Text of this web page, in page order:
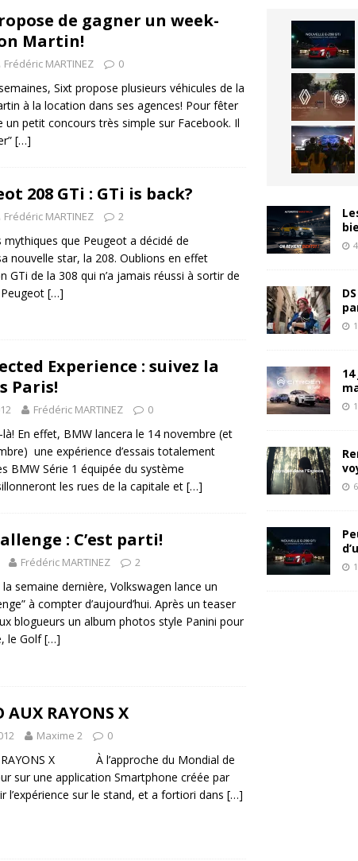
de gagner un week-
Martin!
Frédéric MARTINEZ 0
Sixt propose plusieurs véhicules de la
à la location dans ses agences! Pour fêter
un petit concours très simple sur Facebook. Il
[…]
208 GTi : GTi is back?
Frédéric MARTINEZ 2
que Peugeot a décidé de
nouvelle star, la 208. Oublions en effet
GTi de la 308 qui n’a jamais réussi à sortir de
[…]
Experience : suivez la
Paris!
Frédéric MARTINEZ 0
En effet, BMW lancera le 14 novembre (et
une expérience d’essais totalement
BMW Série 1 équipée du système
les rues de la capitale et […]
: C’est parti!
Frédéric MARTINEZ 2
la semaine dernière, Volkswagen lance un
à compter d’aujourd’hui. Après un teaser
blogueurs un album photos style Panini pour
le Golf[…]
AUX RAYONS X
Maxime 2 0
RAYONS X À l’approche du Mondial de
sur une application Smartphone créée par
l’expérience sur le stand, et a fortiori dans […]